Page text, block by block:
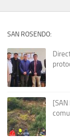
SAN ROSENDO: